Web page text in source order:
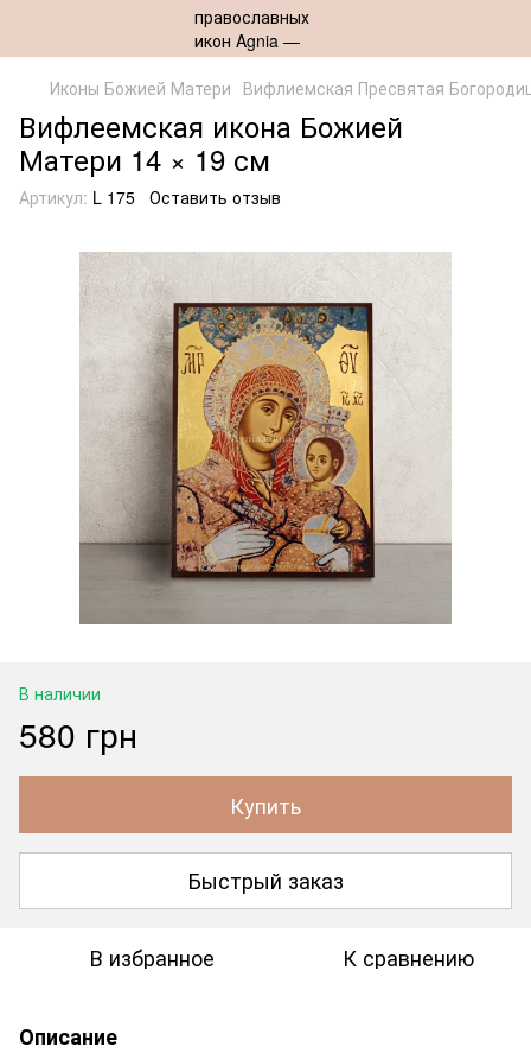
Иконы Божией Матери Вифлиемская Пресвятая
Вифлеемская икона Божией
Матери 14 × 19 см
Артикул: L 175 Оставить отзыв
В наличии
580 грн
Купить
Быстрый заказ
В избранное К сравнению
Описание